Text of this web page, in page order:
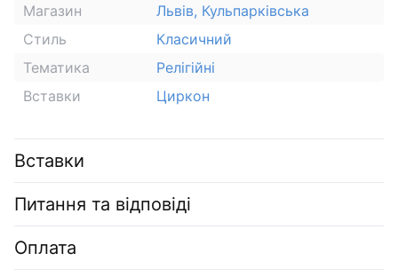
Магазин
Львів, Кульпарківська
Стиль
Класичний
Тематика
Релігійні
Вставки
Циркон
Вставки
Питання та відповіді
Оплата